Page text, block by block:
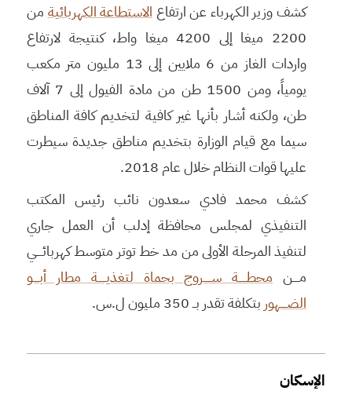
كشف وزير الكهرباء عن ارتفاع الاستطاعة الكهربائيةمن
2200 ميغا إلى 4200 ميغا واط، كنتيجة لارتفاع
واردات الغاز من 6 ملايين إلى 13 مليون متر مكعب
يومياً، ومن 1500 طن من مادة الفيول إلى 7 آلاف
طن، ولكنه أشار بأنها غير كافية لتخديم كافة المناطق
سيما مع قيام الوزارة بتخديم مناطق جديدة سيطرت
عليها قوات النظام خلال عام 2018.
كشف محمد فادي سعدون نائب رئيس المكتب
التنفيذي لمجلس محافظة إدلب أن العمل جاري
لتنفيذ المرحلة الأولى من مد خط توتر متوسط كهربائــــي
مــــن محطـــــة ســـــروج بحماة لتغذيـــــة مطار أبــــو
الضــــهور بتكلفة تقدر بــ 350 مليون ل.س.
الإسكان